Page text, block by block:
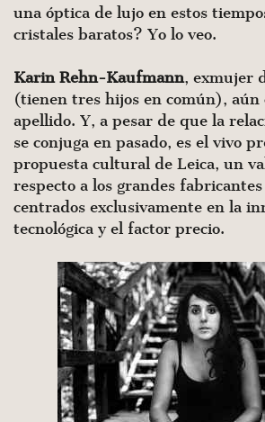
una óptica de lujo en estos
cristales baratos? Yo lo veo.
Karin Rehn-Kaufmann, exmujer
(tienen tres hijos en común), aún
apellido. Y, a pesar de que la
se conjuga en pasado, es el vivo
propuesta cultural de Leica, un
respecto a los grandes
centrados exclusivamente en la
tecnológica y el factor precio.